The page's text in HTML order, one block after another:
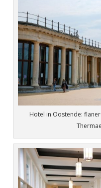
Hotel in Oostende: